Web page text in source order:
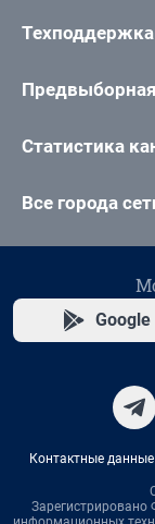
Техподдержка
Статистика
Все города
Google
Контактные
Зарегистрировано